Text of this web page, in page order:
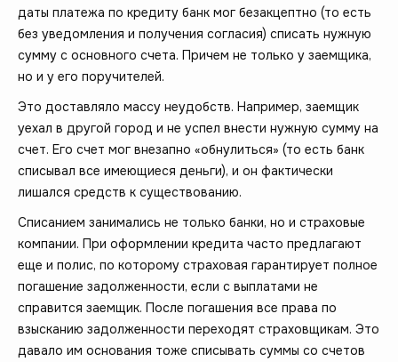
даты платежа по кредиту банк мог безакцептно (то есть
без уведомления и получения согласия) списать нужную
сумму с основного счета. Причем не только у заемщика,
но и у его поручителей.
Это доставляло массу неудобств. Например, заемщик
уехал в другой город и не успел внести нужную сумму на
счет. Его счет мог внезапно «обнулиться» (то есть банк
списывал все имеющиеся деньги), и он фактически
лишался средств к существованию.
Списанием занимались не только банки, но и страховые
компании. При оформлении кредита часто предлагают
еще и полис, по которому страховая гарантирует полное
погашение задолженности, если с выплатами не
справится заемщик. После погашения все права по
взысканию задолженности переходят страховщикам. Это
давало им основания тоже списывать суммы со счетов